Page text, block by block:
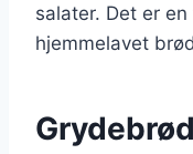
salater. Det er
hjemmelavet